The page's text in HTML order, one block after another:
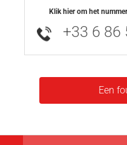
Klik hier om het
+33 6 86
Een